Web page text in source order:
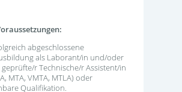
abgeschlossene
als Laborant/in und/oder
r Technische/r Assistent/in
MTA, VMTA, MTLA) oder
Qualifikation.